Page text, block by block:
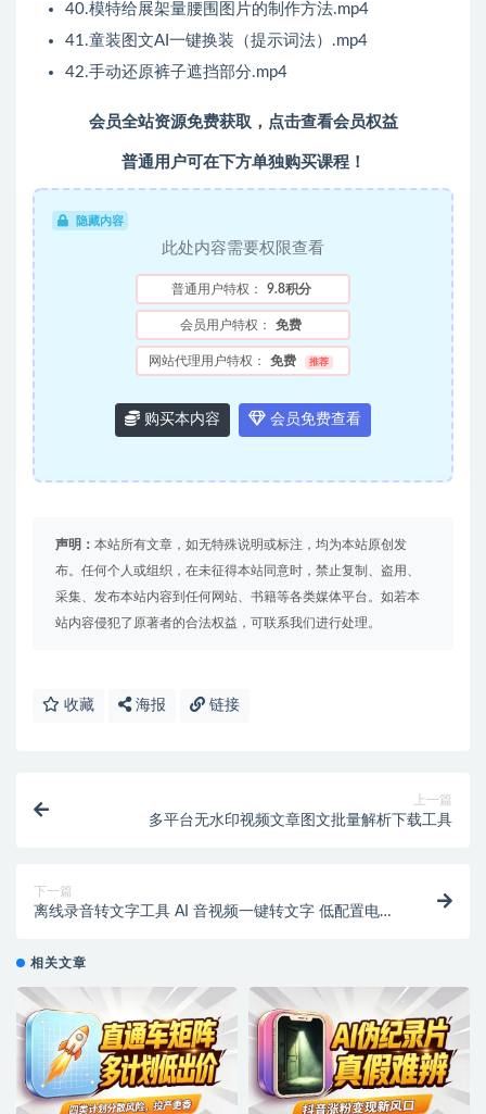
40.模特给展架量腰围图片的制作方法.mp4
41.童装图文AI一键换装（提示词法）.mp4
42.手动还原裤子遮挡部分.mp4
会员全站资源免费获取，点击查看会员权益
普通用户可在下方单独购买课程！
隐藏内容
此处内容需要权限查看
普通用户特权： 9.8积分
会员用户特权： 免费
网站代理用户特权： 免费 推荐
购买本内容 会员免费查看
声明： 本站所有文章，如无特殊说明或标注，均为本站原创发
布。任何个人或组织，在未征得本站同意时，禁止复制、盗用、
采集、发布本站内容到任何网站、书籍等各类媒体平台。如若本
站内容侵犯了原著者的合法权益，可联系我们进行处理。
收藏 海报 链接
上一篇
多平台无水印视频文章图文批量解析下载工具
下一篇
离线录音转文字工具 AI 音视频一键转文字 低配置电脑
相关文章